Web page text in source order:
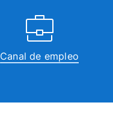
Canal de empleo